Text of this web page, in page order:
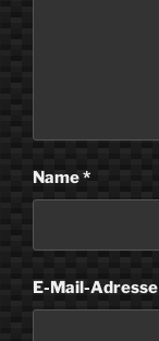
Name*
E-Mail-Adresse